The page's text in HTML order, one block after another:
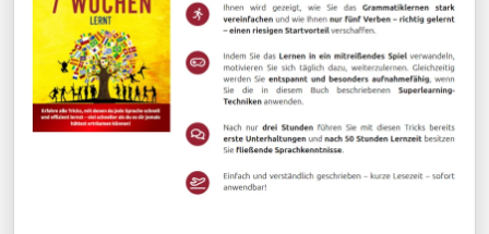
AUSWANDERN
Amerikanischkurs für
Amerikanisch Spezialwortschatz,